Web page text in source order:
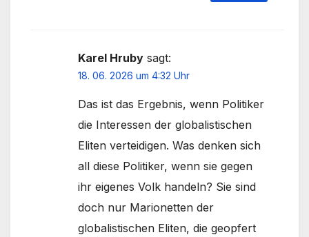
Karel Hruby sagt:
18. 06. 2026 um 4:32 Uhr
Das ist das Ergebnis, wenn Politiker
die Interessen der globalistischen
Eliten verteidigen. Was denken sich
all diese Politiker, wenn sie gegen
ihr eigenes Volk handeln? Sie sind
doch nur Marionetten der
globalistischen Eliten, die geopfert